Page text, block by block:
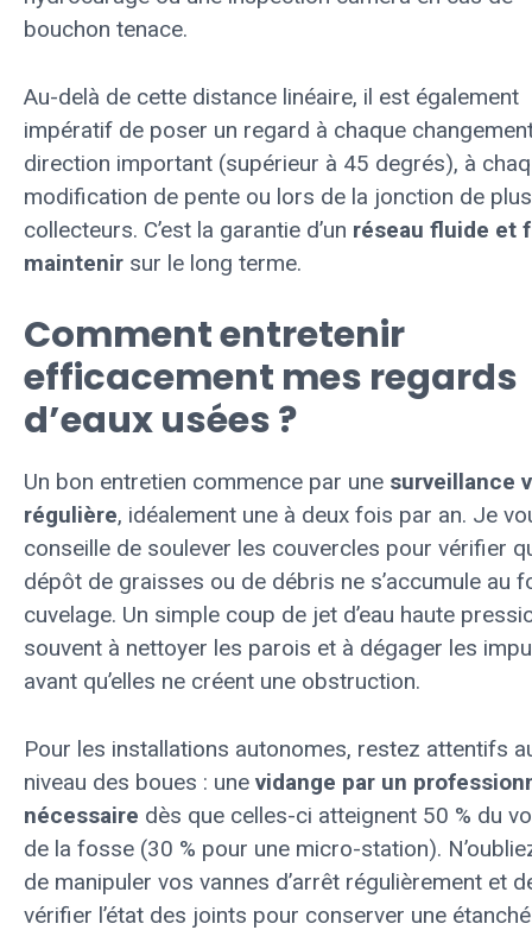
bouchon tenace.
Au-delà de cette distance linéaire, il est également
impératif de poser un regard à chaque
direction important (supérieur à 45 degrés), à
modification de pente ou lors de la jonction de
collecteurs. C’est la garantie d’un réseau fluide et
maintenir sur le long terme.
Comment entretenir
efficacement mes regards
d’eaux usées ?
Un bon entretien commence par une surveillance
régulière, idéalement une à deux fois par an. Je
conseille de soulever les couvercles pour vérifier
dépôt de graisses ou de débris ne s’accumule au
cuvelage. Un simple coup de jet d’eau haute
souvent à nettoyer les parois et à dégager les
avant qu’elles ne créent une obstruction.
Pour les installations autonomes, restez attentifs
niveau des boues : une vidange par un
nécessaire dès que celles-ci atteignent 50 % du
de la fosse (30 % pour une micro-station).
de manipuler vos vannes d’arrêt régulièrement et
vérifier l’état des joints pour conserver une